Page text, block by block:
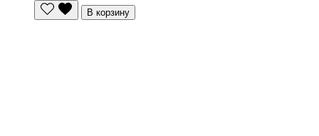
В корзину